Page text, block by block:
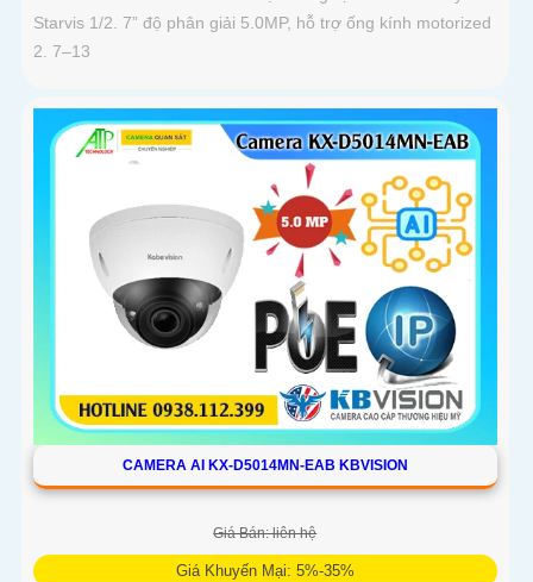
Starvis 1/2. 7” độ phân giải 5.0MP, hỗ trợ ống kính motorized
2. 7–13
CAMERA AI KX-D5014MN-EAB KBVISION
Giá Bán: liên hệ
Giá Khuyến Mại: 5%-35%